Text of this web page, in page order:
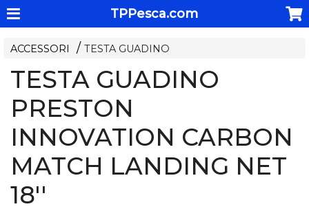
TPPesca.com
ACCESSORI TESTA GUADINO
TESTA GUADINO
PRESTON
INNOVATION CARBON
MATCH LANDING NET
18''